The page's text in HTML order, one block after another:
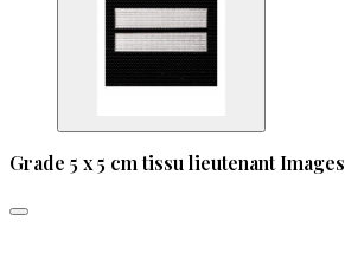
Grade 5 x 5 cm tissu lieutenant Images